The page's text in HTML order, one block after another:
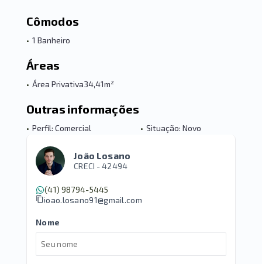
Cômodos
• 1 Banheiro
Áreas
• Área Privativa34,41m²
Outras informações
• Perfil: Comercial • Situação: Novo
João Losano
CRECI -42494
(41) 98794-5445
joao.losano91@gmail.com
Nome